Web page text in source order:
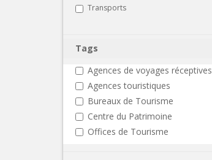
Transports
Tags
Agences de voyages réceptives
Agences touristiques
Bureaux de Tourisme
Centre du Patrimoine
Offices de Tourisme